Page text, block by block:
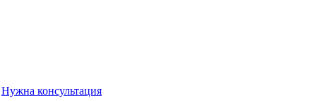
Нужна консультация